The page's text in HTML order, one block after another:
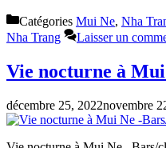
Catégories Mui Ne, Nha
Nha Trang
Laisser un
Vie nocturne à
décembre 25, 2022novembre